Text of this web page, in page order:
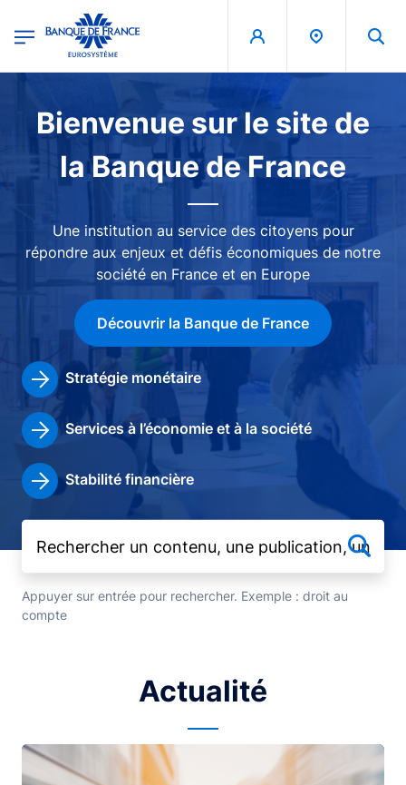
Banque de France - Menu Principal
Bienvenue sur le site de
la Banque de France
Une institution au service des citoyens pour
répondre aux enjeux et défis économiques de notre
société en France et en Europe
Découvrir la Banque de France
Stratégie monétaire
Services à l’économie et à la société
Stabilité financière
Appuyer sur entrée pour rechercher. Exemple : droit au
compte
Actualité
Image